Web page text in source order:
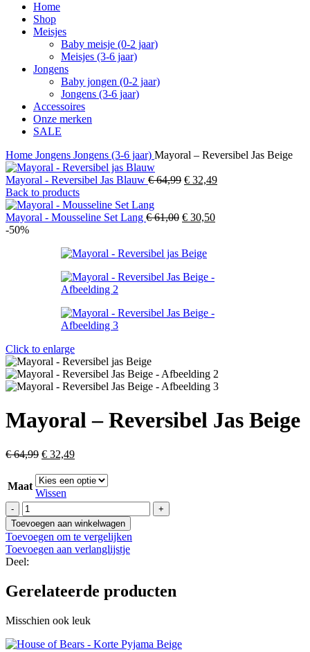
Home
Shop
Meisjes
Baby meisje (0-2 jaar)
Meisjes (3-6 jaar)
Jongens
Baby jongen (0-2 jaar)
Jongens (3-6 jaar)
Accessoires
Onze merken
SALE
Home Jongens Jongens (3-6 jaar) Mayoral – Reversibel Jas Beige
Mayoral - Reversibel Jas Blauw €64,99 Oorspronkelijke
€ 64,99.
€ 32,49Huidige
Back to products
Mayoral - Mousseline Set Lang €61,00 Oorspronkelijke
€ 61,00.
€ 30,50Huidige
-50%
Click to enlarge
Mayoral – Reversibel Jas Beige
€64,99 Oorspronkelijke
was:
€ 64,99.
€ 32,49Huidige
is:
€ 32,49.
Maat
Wissen
Mayoral
-
Reversibel
Jas
Beige
aantal
Toevoegen aan winkelwagen
Toevoegen om te vergelijken
Toevoegen aan verlanglijstje
Deel:
Gerelateerde producten
Misschien ook leuk